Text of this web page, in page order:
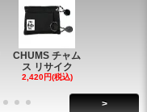
CHUMS チャム
ス リサイク
2,420円(税込)
>